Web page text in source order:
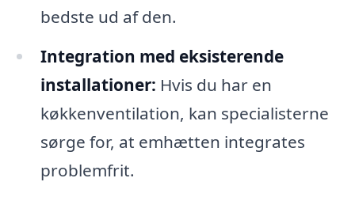
bedste ud af den.
Integration med eksisterende
installationer: Hvis du har en
køkkenventilation, kan specialisterne
sørge for, at emhætten integrates
problemfrit.